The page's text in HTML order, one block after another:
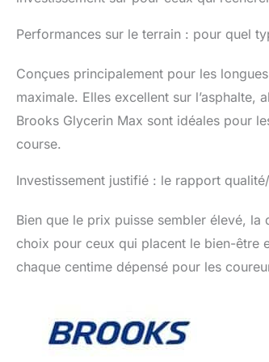
Performances sur le terrain : pour quel
Conçues principalement pour les
maximale. Elles excellent sur
Brooks Glycerin Max sont idéales pour
course.
Investissement justifié : le rapport
Bien que le prix puisse sembler élevé,
choix pour ceux qui placent le bien-être
chaque centime dépensé pour les